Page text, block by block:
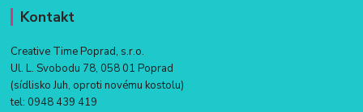
Kontakt
Creative Time Poprad, s.r.o.
Ul. L. Svobodu 78, 058 01 Poprad
(sídlisko Juh, oproti novému kostolu)
tel: 0948 439 419